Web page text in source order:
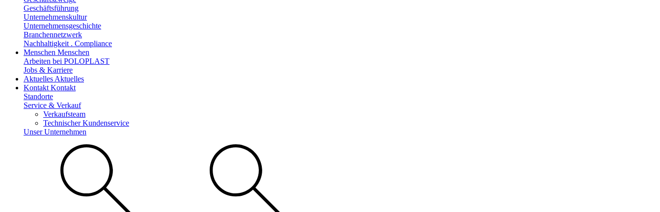
Geschäftsführung
Unternehmenskultur
Unternehmensgeschichte
Branchennetzwerk
Nachhaltigkeit . Compliance
Menschen Menschen
Arbeiten bei POLOPLAST
Jobs & Karriere
Aktuelles Aktuelles
Kontakt Kontakt
Standorte
Service & Verkauf
Verkaufsteam
Technischer Kundenservice
Unser Unternehmen